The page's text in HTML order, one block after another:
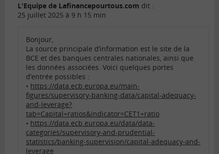
L'Equipe de Lafinancepourtous.com dit :
25 juillet 2025 à 9 h 15 min
Bonjour,
La source principale d’information est le site de la
BCE et des banques centrales nationales, ainsi que
les données associées. Voici quelques portes
d’entrée possibles :
• https://data.ecb.europa.eu/main-
figures/supervisory-banking-data/capital-adequacy-
and-leverage?
tab=Capital+ratios&indicator=CET1+ratio
• https://data.ecb.europa.eu/data/data-
categories/supervisory-and-prudential-
statistics/banking-supervision/capital-adequacy-and-
leverage